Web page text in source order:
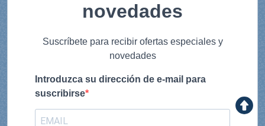
novedades
Suscríbete para recibir ofertas especiales y
novedades
Introduzca su dirección de e-mail para
suscribirse